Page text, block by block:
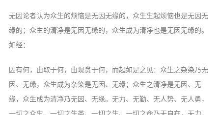
无因论者认为众生的烦恼是无因无缘的，众生生起烦恼也是无因无
缘的；众生的清净是无因无缘的，众生成为清净也是无因无缘的。
如经：
因有何，由取于何，由现贪于何，而起如是之见：众生之杂染乃无
因、无缘，众生成为杂染是无因、无缘；众生之清净是无因、无
缘，众生成为清净乃无因、无缘。无力、无勤、无人势、无人勇，